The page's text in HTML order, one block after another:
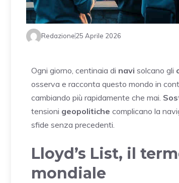
Redazione25 Aprile 2026
Ogni giorno, centinaia di navi solcano gli
osserva e racconta questo mondo in
cambiando più rapidamente che mai.
tensioni geopolitiche complicano la
sfide senza precedenti.
Lloyd’s List, il
mondiale